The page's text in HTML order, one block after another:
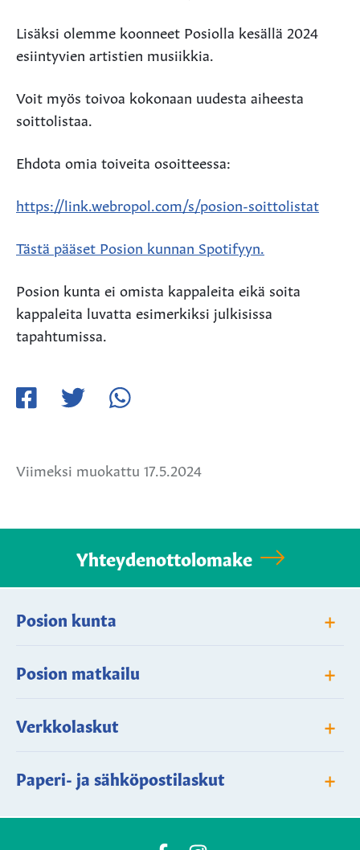
Lisäksi olemme koonneet Posiolla kesällä 2024
esiintyvien artistien musiikkia.
Voit myös toivoa kokonaan uudesta aiheesta
soittolistaa.
Ehdota omia toiveita osoitteessa:
https://link.webropol.com/s/posion-soittolistat
Tästä pääset Posion kunnan Spotifyyn.
Posion kunta ei omista kappaleita eikä soita
kappaleita luvatta esimerkiksi julkisissa
tapahtumissa.
Viimeksi muokattu 17.5.2024
Yhteydenottolomake
Posion kunta +
Posion matkailu +
Verkkolaskut +
Paperi- ja sähköpostilaskut +